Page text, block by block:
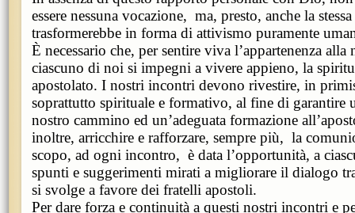
essere nessuna vocazione, ma, presto, anche la
trasformerebbe in forma di attivismo puramente
È necessario che, per sentire viva l’appartenenza alla
ciascuno di noi si impegni a vivere appieno, la
apostolato. I nostri incontri devono rivestire, in
soprattutto spirituale e formativo, al fine di garantire
nostro cammino ed un’adeguata formazione
inoltre, arricchire e rafforzare, sempre più, la
scopo, ad ogni incontro, è data l’opportunità, a
spunti e suggerimenti mirati a migliorare il dialogo
si svolge a favore dei fratelli apostoli.
Per dare forza e continuità a questi nostri incontri e